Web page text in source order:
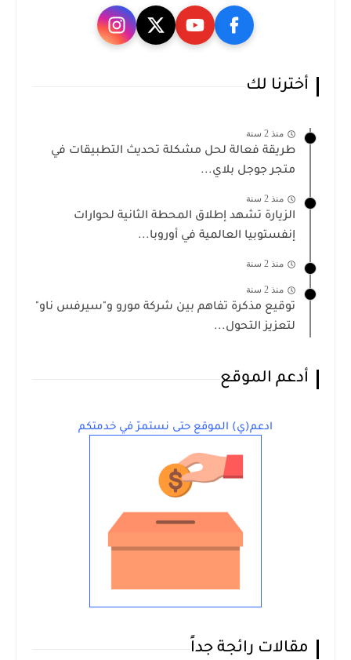
أخترنا لك
منذ 2 سنة
طريقة فعالة لحل مشكلة تحديث التطبيقات في
متجر جوجل بلاي...
منذ 2 سنة
الزيارة تشهد إطلاق المحطة الثانية لحوارات
إنفستوبيا العالمية في أوروبا...
منذ 2 سنة
منذ 2 سنة
توقيع مذكرة تفاهم بين شركة مورو و"سيرفس ناو"
لتعزيز التحول...
أدعم الموقع
ادعم(ي) الموقع حتى نستمرّ في خدمتكم
مقالات رائجة جداً